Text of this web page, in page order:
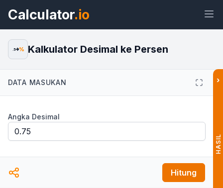
Calculator.io
Persen Widget
.5 % Kalkulator Desimal ke Persen
DATA MASUKAN
Angka Desimal
Hitung
›
HASIL